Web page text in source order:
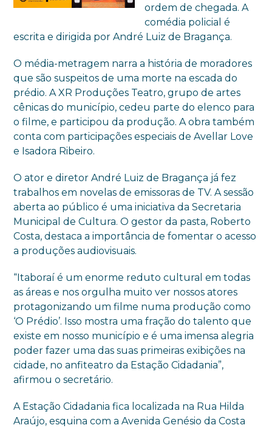
ordem de chegada. A
comédia policial é
escrita e dirigida por André Luiz de Bragança.
O média-metragem narra a história de moradores
que são suspeitos de uma morte na escada do
prédio. A XR Produções Teatro, grupo de artes
cênicas do município, cedeu parte do elenco para
o filme, e participou da produção. A obra também
conta com participações especiais de Avellar Love
e Isadora Ribeiro.
O ator e diretor André Luiz de Bragança já fez
trabalhos em novelas de emissoras de TV. A sessão
aberta ao público é uma iniciativa da Secretaria
Municipal de Cultura. O gestor da pasta, Roberto
Costa, destaca a importância de fomentar o acesso
a produções audiovisuais.
“Itaboraí é um enorme reduto cultural em todas
as áreas e nos orgulha muito ver nossos atores
protagonizando um filme numa produção como
‘O Prédio’. Isso mostra uma fração do talento que
existe em nosso município e é uma imensa alegria
poder fazer uma das suas primeiras exibições na
cidade, no anfiteatro da Estação Cidadania”,
afirmou o secretário.
A Estação Cidadania fica localizada na Rua Hilda
Araújo, esquina com a Avenida Genésio da Costa